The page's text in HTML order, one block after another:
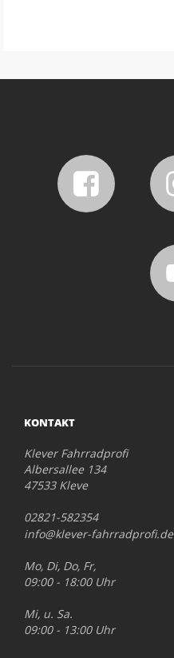
KONTAKT
Klever Fahrradprofi
Albersallee 134
47533 Kleve
02821-582354
info@klever-fahrradprofi.de
Mo, Di, Do, Fr,
09:00 - 18:00 Uhr
Mi, u. Sa.
09:00 - 13:00 Uhr